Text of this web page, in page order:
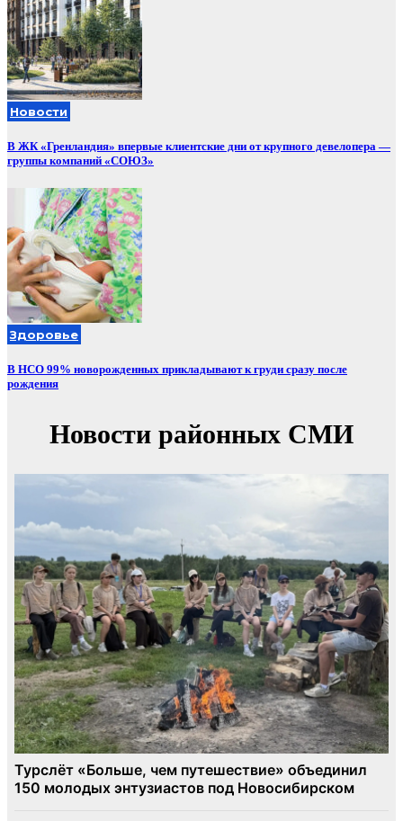
Новости
В ЖК «Гренландия» впервые клиентские дни от крупного девелопера —
группы компаний «СОЮЗ»
Здоровье
В НСО 99% новорожденных прикладывают к груди сразу после
рождения